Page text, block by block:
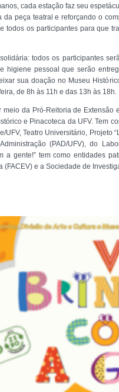
cada estação faz seu
peça teatral e reforçando o
todos os participantes para que
todos os participantes
higiene pessoal que serão
sua doação no Museu
de 8h às 11h e das 13h às 18h.
da Pró-Reitoria de
e Pinacoteca da UFV. Tem
Teatro Universitário, Projeto
(PAD/UFV), do
a gente!” tem como entidades
e a Sociedade de